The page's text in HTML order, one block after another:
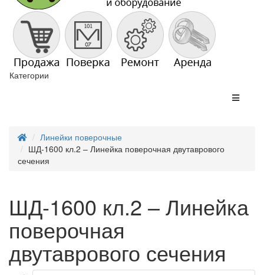
Категории
Линейки поверочные
ШД-1600 кл.2 – Линейка поверочная двутаврового
сечения
ШД-1600 кл.2 – Линейка
поверочная
двутаврового сечения